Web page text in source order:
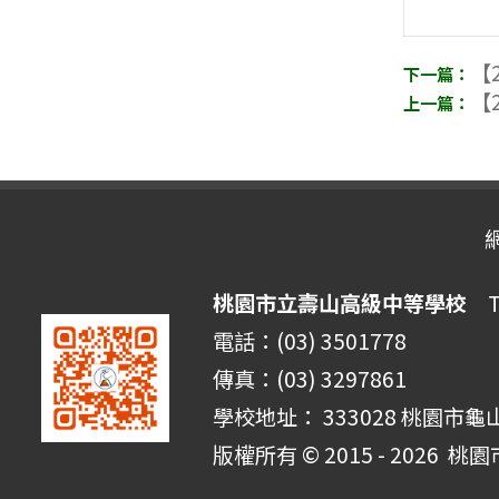
桃園市立壽山高級中等學校
電話：(03) 3501778
傳真：(03) 3297861
學校地址： 333028 桃園市龜
版權所有 © 2015 - 2026 桃園